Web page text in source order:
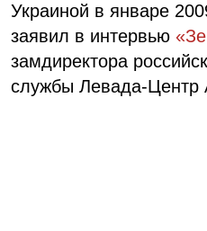
Украиной в январе
заявил в интервью
замдиректора
службы Левада-Центр